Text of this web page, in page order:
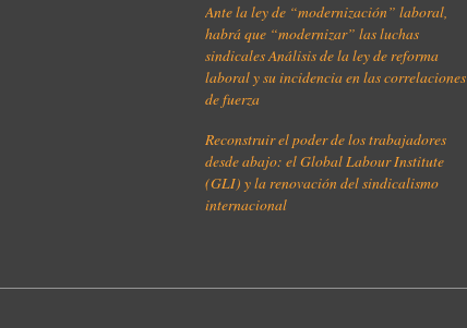
Ante la ley de “modernización” laboral,
habrá que “modernizar” las luchas
sindicales Análisis de la ley de reforma
laboral y su incidencia en las correlaciones
de fuerza
Reconstruir el poder de los trabajadores
desde abajo: el Global Labour Institute
(GLI) y la renovación del sindicalismo
internacional